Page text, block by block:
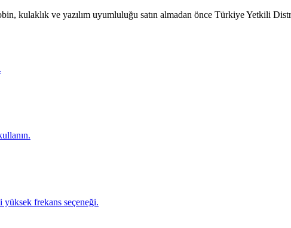
kulaklık ve yazılım uyumluluğu satın almadan önce Türkiye Yetkili
frekans seçeneği.